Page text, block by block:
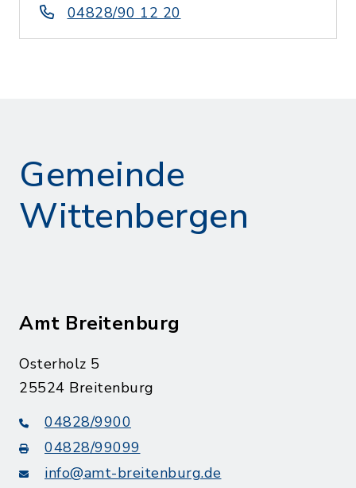
04828/90 12 20
Gemeinde
Wittenbergen
Amt Breitenburg
Osterholz 5
25524 Breitenburg
04828/9900
04828/99099
info@amt-breitenburg.de